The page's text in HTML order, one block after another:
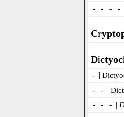
- - - -
- |
- - |
- - - |